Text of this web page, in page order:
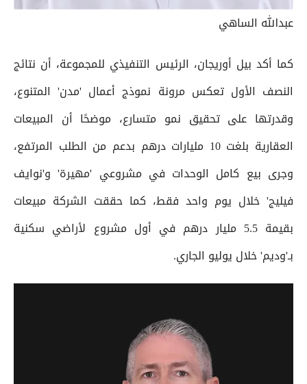
عبدالله الساهي
كما أكد بيل أوريجان، الرئيس التنفيذي للمجموعة، أن نتائج
النصف الأول تعكس مرونة نموذج أعمال 'مدن' المتنوع،
وقدرتها على تحقيق نمو متسارع، موضحًا أن المبيعات
العقارية بلغت 10 مليارات درهم بدعم من الطلب المرتفع،
وجرى بيع كامل الوحدات في مشروعي 'مهيرة' و'نوايف
فيليج' خلال يوم واحد فقط، كما حققت الشركة مبيعات
بقيمة 5.5 مليار درهم في أول مشروع لأراضي سكنية
بـ'وديم' خلال يوليو الجاري.